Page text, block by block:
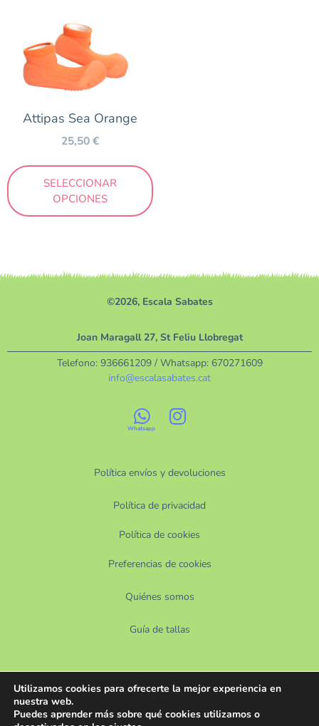
Attipas Sea Orange
25,50€
SELECCIONAR
OPCIONES
©2026, Escala Sabates
Política envíos y devoluciones
Política de privacidad
Política de cookies
Preferencias de cookies
Quiénes somos
Guía de tallas
Joan Maragall 27, St Feliu Llobregat
Telefono: 936661209/ Whatsapp: 670271609
info@escalasabates.cat
Utilizamos cookies para ofrecerte la mejor experiencia en
nuestra web.
Puedes aprender más sobre qué cookies utilizamos o